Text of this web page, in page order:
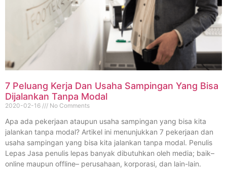
7 Peluang Kerja Dan Usaha Sampingan Yang Bisa
Dijalankan Tanpa Modal
2020-02-16 No Comments
Apa ada pekerjaan ataupun usaha sampingan yang bisa kita
jalankan tanpa modal? Artikel ini menunjukkan 7 pekerjaan dan
usaha sampingan yang bisa kita jalankan tanpa modal. Penulis
Lepas Jasa penulis lepas banyak dibutuhkan oleh media; baik–
online maupun offline– perusahaan, korporasi, dan lain-lain.